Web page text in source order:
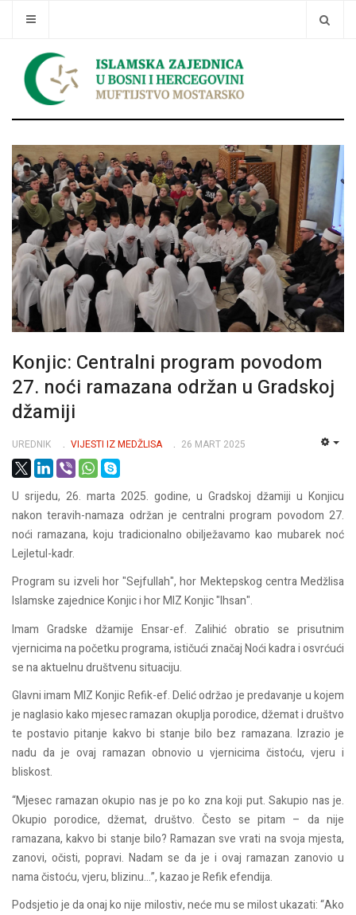
Traži
Konjic: Centralni program povodom
27. noći ramazana održan u Gradskoj
džamiji
UREDNIK VIJESTI IZ MEDŽLISA 26 MART 2025
U srijedu, 26. marta 2025. godine, u Gradskoj džamiji u Konjicu
nakon teravih-namaza održan je centralni program povodom 27.
noći ramazana, koju tradicionalno obilježavamo kao mubarek noć
Lejletul-kadr.
Program su izveli hor "Sejfullah", hor Mektepskog centra Medžlisa
Islamske zajednice Konjic i hor MIZ Konjic "Ihsan".
Imam Gradske džamije Ensar-ef. Zalihić obratio se prisutnim
vjernicima na početku programa, ističući značaj Noći kadra i osvrćući
se na aktuelnu društvenu situaciju.
Glavni imam MIZ Konjic Refik-ef. Delić održao je predavanje u kojem
je naglasio kako mjesec ramazan okuplja porodice, džemat i društvo
te postavio pitanje kakvo bi stanje bilo bez ramazana. Izrazio je
nadu da je ovaj ramazan obnovio u vjernicima čistoću, vjeru i
bliskost.
“Mjesec ramazan okupio nas je po ko zna koji put. Sakupio nas je.
Okupio porodice, džemat, društvo. Često se pitam – da nije
ramazana, kakvo bi stanje bilo? Ramazan sve vrati na svoja mjesta,
zanovi, očisti, popravi. Nadam se da je i ovaj ramazan zanovio u
nama čistoću, vjeru, blizinu…”, kazao je Refik efendija.
Podsjetio je da onaj ko nije milostiv, neće mu se milost ukazati: “Ako